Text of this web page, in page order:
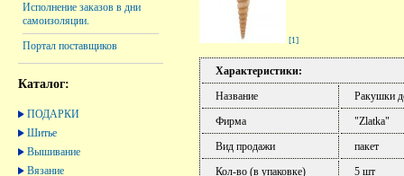
Исполнение заказов в дни
самоизоляции.
Портал поставщиков
Каталог:
ПОДАРКИ
Шитье
Вышивание
Вязание
[1]
Характеристики:
Название
Ракушки
Фирма
"Zlatka"
Вид продажи
пакет
Кол-во (в упаковке)
5 шт